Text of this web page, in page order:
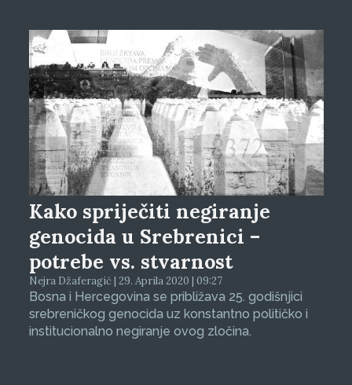
Kako spriječiti negiranje
genocida u Srebrenici –
potrebe vs. stvarnost
Nejra Džaferagić | 29. Aprila 2020 | 09:27
Bosna i Hercegovina se približava 25. godišnjici
srebreničkog genocida uz konstantno političko i
institucionalno negiranje ovog zločina.